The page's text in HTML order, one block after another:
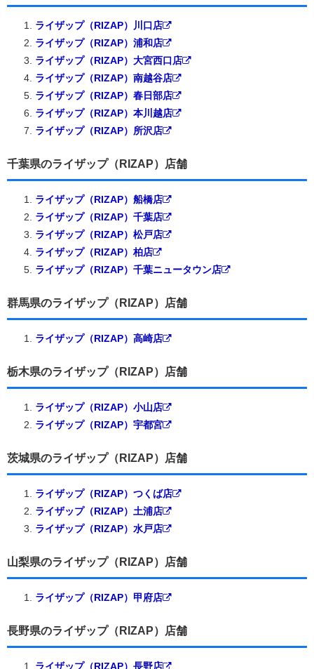
ライザップ（RIZAP）川口店
ライザップ（RIZAP）浦和店
ライザップ（RIZAP）大宮西口店
ライザップ（RIZAP）南越谷店
ライザップ（RIZAP）春日部店
ライザップ（RIZAP）本川越店
ライザップ（RIZAP）所沢店
千葉県のライザップ（RIZAP）店舗
ライザップ（RIZAP）船橋店
ライザップ（RIZAP）千葉店
ライザップ（RIZAP）松戸店
ライザップ（RIZAP）柏店
ライザップ（RIZAP）千葉ニュータウン店
群馬県のライザップ（RIZAP）店舗
ライザップ（RIZAP）高崎店
栃木県のライザップ（RIZAP）店舗
ライザップ（RIZAP）小山店
ライザップ（RIZAP）宇都宮
茨城県のライザップ（RIZAP）店舗
ライザップ（RIZAP）つくば店
ライザップ（RIZAP）土浦店
ライザップ（RIZAP）水戸店
山梨県のライザップ（RIZAP）店舗
ライザップ（RIZAP）甲府店
長野県のライザップ（RIZAP）店舗
ライザップ（RIZAP）長野店